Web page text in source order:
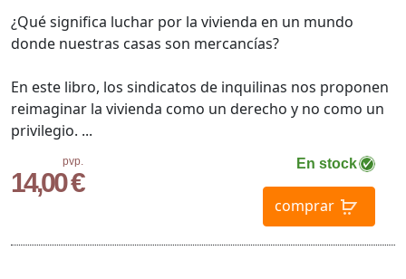
pvp.
14,00 €
En stock
comprar
¿Qué significa luchar por la vivienda en un mundo
donde nuestras casas son mercancías?
En este libro, los sindicatos de inquilinas nos proponen
reimaginar la vivienda como un derecho y no como un
privilegio. ...